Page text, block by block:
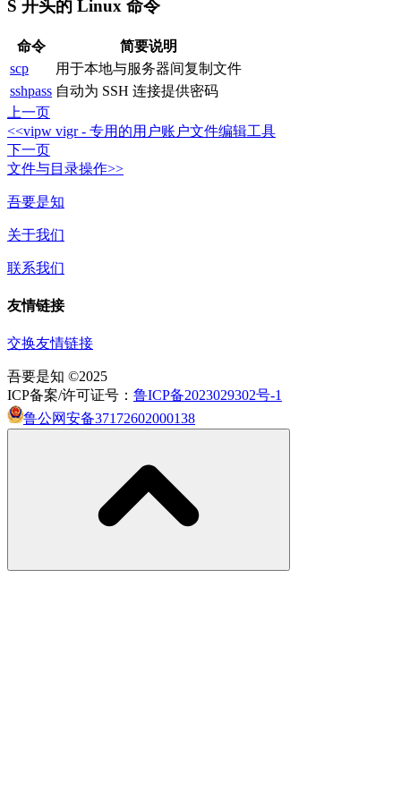
S 开头的 Linux 命令
命令
简要说明
scp
用于本地与服务器间复制文件
sshpass 自动为 SSH 连接提供密码
上一页
<<vipw vigr - 专用的用户账户文件编辑工具
下一页
文件与目录操作>>
吾要是知
关于我们
联系我们
友情链接
交换友情链接
吾要是知 ©2025
ICP备案/许可证号： 鲁ICP备2023029302号-1
鲁公网安备37172602000138